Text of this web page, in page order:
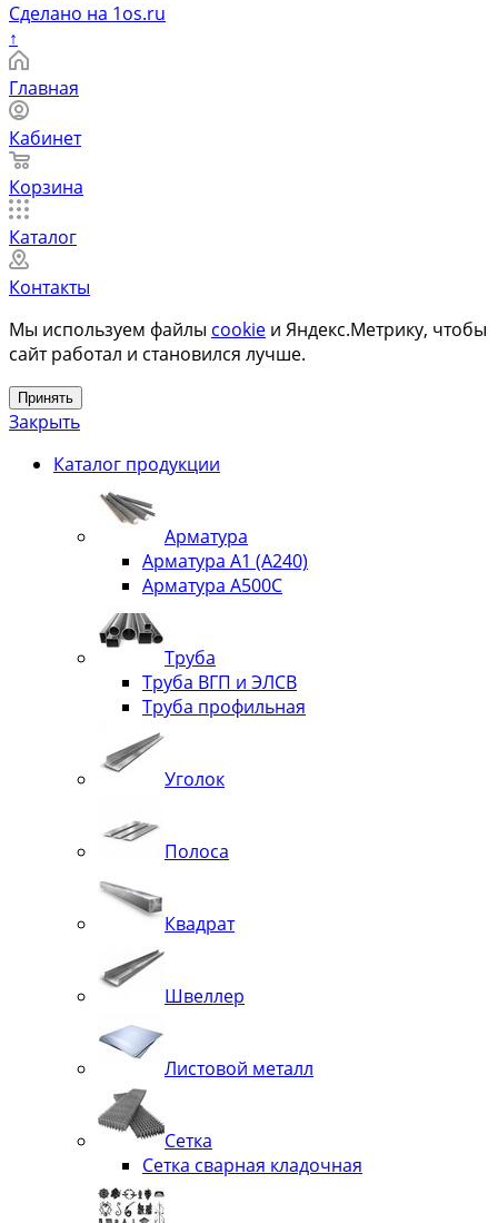
Сделано на 1os.ru
↑
Главная
Кабинет
Корзина
Каталог
Контакты
Мы используем файлы cookie и Яндекс.Метрику, чтобы
сайт работал и становился лучше.
Принять
Закрыть
Каталог продукции
Арматура
Арматура А1 (А240)
Арматура А500С
Труба
Труба ВГП и ЭЛСВ
Труба профильная
Уголок
Полоса
Квадрат
Швеллер
Листовой металл
Сетка
Сетка сварная кладочная